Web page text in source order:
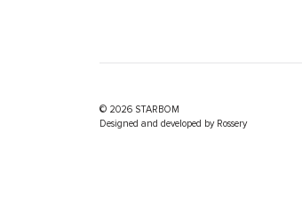
© 2026 STARBOM
Designed and developed by Rossery